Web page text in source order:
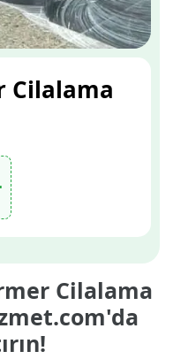
Cilalama
Cilalama